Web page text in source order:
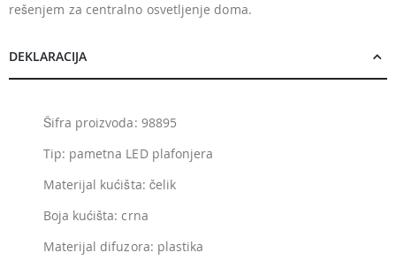
rešenjem za centralno osvetljenje doma.
DEKLARACIJA
Šifra proizvoda: 98895
Tip: pametna LED plafonjera
Materijal kućišta: čelik
Boja kućišta: crna
Materijal difuzora: plastika